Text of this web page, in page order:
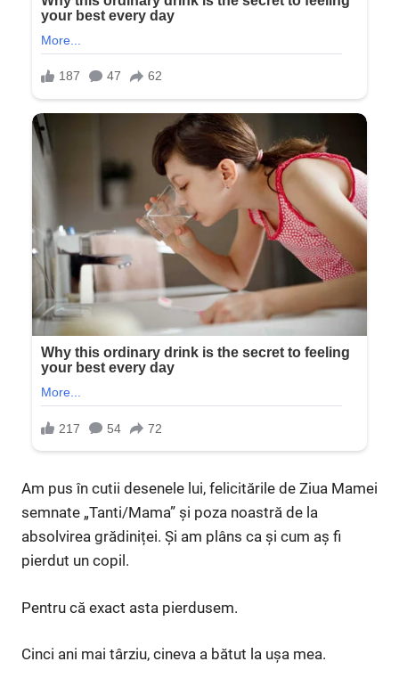
Am pus în cutii desenele lui, felicitările de Ziua Mamei
semnate „Tanti/Mama” și poza noastră de la
absolvirea grădiniței. Și am plâns ca și cum aș fi
pierdut un copil.
Pentru că exact asta pierdusem.
Cinci ani mai târziu, cineva a bătut la ușa mea.